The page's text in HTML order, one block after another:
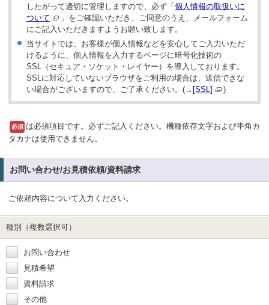
したがって適切に管理しますので、必ず「 個人情報の取扱いに
ついて
」をご確認いただき、ご同意のうえ、メールフォーム
にご記入いただきますようお願い致します。
当サイトでは、お客様が個人情報などを安心してご入力いただ
けるように、個人情報を入力するページに暗号化技術の
SSL（セキュア・ソケット・レイヤー）を導入しております。
SSLに対応していないブラウザをご利用の場合は、送信できな
い場合がございますので、ご了承ください。(→ [SSL] )
必須 は必須項目です。必ずご記入ください。機種依存文字および半角カ
タカナは使用できません。
お問い合わせ/お見積依頼/資料請求
ご依頼内容について入力ください。
種別（複数選択可）
お問い合わせ
見積希望
資料請求
その他